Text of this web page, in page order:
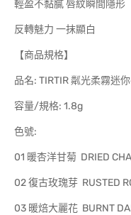
輕盈不黏膩 唇紋瞬間隱形
反轉魅力 一抹顯白
【商品規格】
品名: TIRTIR 粼光柔霧迷
容量/規格: 1.8g
色號:
01 暖杏洋甘菊 DRIED
02 復古玫瑰芽 RUSTED
03 暖焙大麗花 BURNT